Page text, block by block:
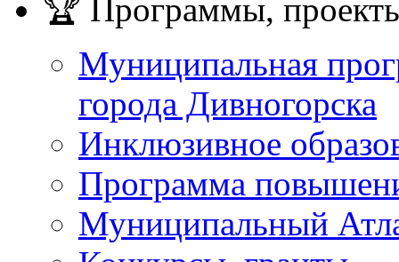
🏆 Программы,
Муниципальная
города Дивногорска
Инклюзивное
Программа
Муниципальный